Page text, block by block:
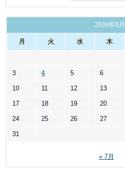
ー
2026年8月
月 火 水 木
3 4 5 6
10 11 12 13
17 18 19 20
24 25 26 27
31
« 7月